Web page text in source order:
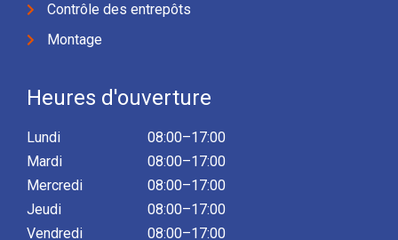
Contrôle des entrepôts
Montage
Heures d'ouverture
Lundi
Mardi
Mercredi
Jeudi
Vendredi
08:00–17:00
08:00–17:00
08:00–17:00
08:00–17:00
08:00–17:00